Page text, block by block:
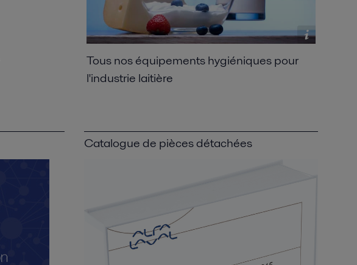
Tous nos équipements hygiéniques pour
l'industrie laitière
Catalogue de pièces détachées